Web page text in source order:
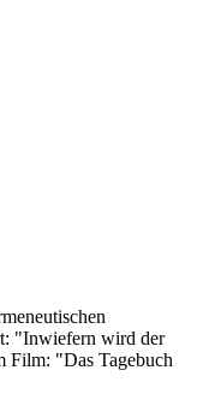
"Inwiefern wird der
Film: "Das Tagebuch